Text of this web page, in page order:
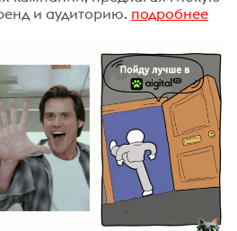
и аудиторию. подробнее